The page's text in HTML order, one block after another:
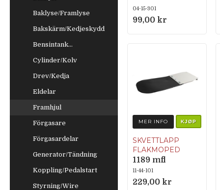
Baklyse/Framlyse
Bakskärm/Kedjeskydd
Bensintank...
Cylinder/Kolv
Drev/Kedja
Eldelar
Framhjul
Förgasare
Förgasardelar
Generator/Tändning
Koppling/Pedalstart
Styrning/Wire
04-15-301
99,00 kr
MER INFO KJØP
SKVETTLAPP
FLAKMOPED
1189 mfl
11-44-101
229,00 kr